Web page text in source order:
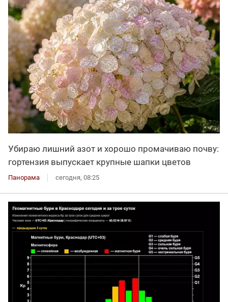
Убираю лишний азот и хорошо промачиваю почву:
гортензия выпускает крупные шапки цветов
Панорама сегодня, 08:25